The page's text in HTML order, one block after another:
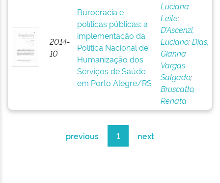
2014-
10
Burocracia e
políticas públicas: a
implementação da
Política Nacional de
Humanização dos
Serviços de Saúde
em Porto Alegre/RS
Luciana
Leite;
D’Ascenzi,
Luciano;Dias,
Gianna
Vargas
Salgado;
Bruscatto,
Renata
previous 1 next